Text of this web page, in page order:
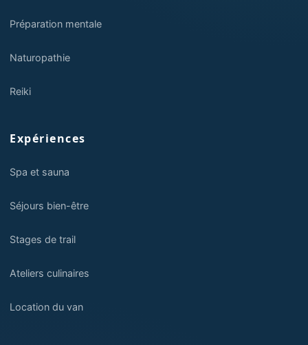
Préparation mentale
Naturopathie
Reiki
Expériences
Spa et sauna
Séjours bien-être
Stages de trail
Ateliers culinaires
Location du van